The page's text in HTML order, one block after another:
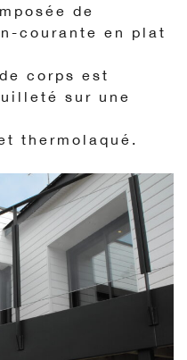
de
courante en plat
corps est
sur une
thermolaqué.